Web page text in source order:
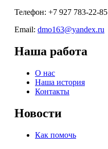
Телефон: +7 927 783-22-85
Email: dmo163@yandex.ru
Наша работа
О нас
Наша история
Контакты
Новости
Как помочь